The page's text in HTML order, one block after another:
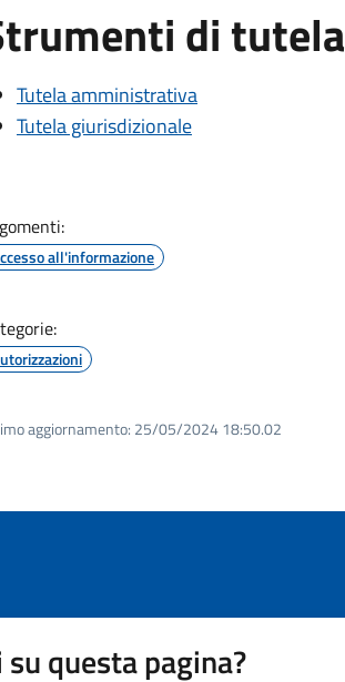
di tutela
Tutela amministrativa
Tutela giurisdizionale
all'informazione
aggiornamento: 25/05/2024 18:50.02
questa pagina?